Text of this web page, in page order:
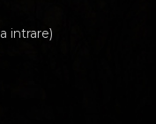
intrare)